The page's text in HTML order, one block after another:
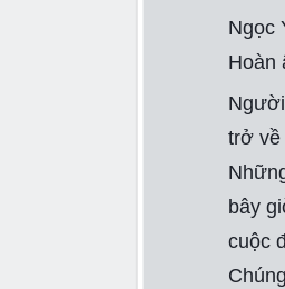
Ngọc
Hoàn
trở về
bây
cuộc